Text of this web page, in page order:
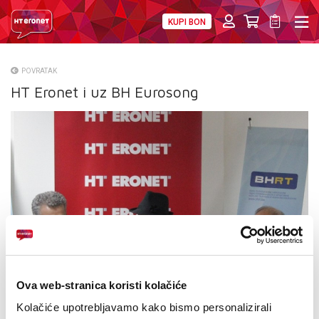
Ova web-stranica koristi kolačiće
Kolačiće upotrebljavamo kako bismo personalizirali
KUPI BON
O NAMA
NATJEČAJI
VELEPRODAJA
MOJ PROFIL
E-RAČUN
POVRATAK
HT Eronet i uz BH Eurosong